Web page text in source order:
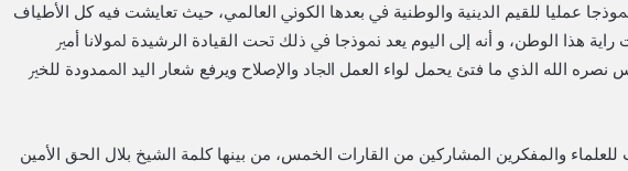
ﻋﻤﻠﻴﺎ ﻟﻠﻘﻴﻢ اﻟﺪﻳﻨﻴﺔ واﻟﻮﻃﻨﻴﺔ ﰲ ﺑﻌﺪﻫﺎ اﻟﻜﻮﱐ العالمي، ﺣﻴﺚ ﺗﻌﺎﻳﺸﺖ ﻓﻴﻪ ﻛﻞ اﻷﻃﻴﺎف
راﻳﺔ ﻫﺬا اﻟﻮﻃﻦ، و أنه إﱃ اﻟﻴﻮم ﻳﻌﺪ ﳕﻮذﺟﺎ ﰲ ذﻟﻚ ﲢﺖ اﻟﻘﻴﺎدة اﻟﺮﺷﻴﺪة ﳌﻮﻻنا أﻣﲑ
الله الذي ﻣﺎ ﻓﺘﺊ يحمل ﻟﻮاء اﻟﻌﻤﻞ اﳉﺎد واﻹﺻﻼح وﻳﺮﻓﻊ ﺷﻌﺎر اﻟﻴﺪ اﳌﻤﺪودة ﻟﻠﺨﲑ
للعلماء والمفكرين المشاركين من القارات الخمس، من بينها كلمة الشيخ بلال الحق اﻷمين